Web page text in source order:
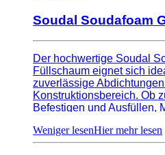
Soudal Soudafoam
Der hochwertige Soudal
Füllschaum eignet sich
zuverlässige
Konstruktionsbereich. Ob
Befestigen und Ausfüllen,
Schalldämmung oder
dieser Fugendichtschaum